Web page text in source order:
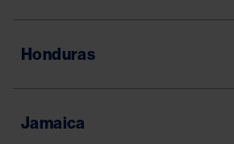
Honduras
Jamaica